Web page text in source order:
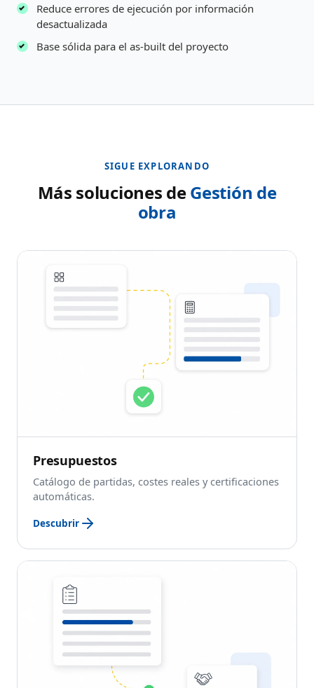
Reduce errores de ejecución por información
desactualizada
Base sólida para el as-built del proyecto
SIGUE EXPLORANDO
Más soluciones deGestión de
obra
Presupuestos
Catálogo de partidas, costes reales y certificaciones
automáticas.
Descubrir